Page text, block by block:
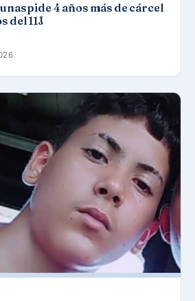
pide 4 años más de cárcel
del 11J